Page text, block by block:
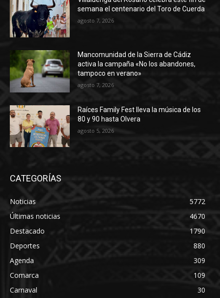
semana el centenario del Toro de Cuerda
agosto 7, 2026
Mancomunidad de la Sierra de Cádiz
activa la campaña «No los abandones,
tampoco en verano»
agosto 7, 2026
Raíces Family Fest lleva la música de los
80 y 90 hasta Olvera
agosto 5, 2026
CATEGORÍAS
Noticias
5772
Últimas noticias
4670
Destacado
1790
Deportes
880
Agenda
309
Comarca
109
Carnaval
30